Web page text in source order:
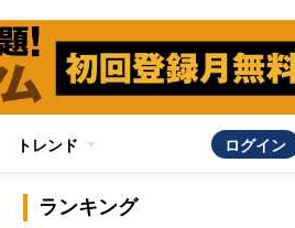
トレンド ログイン
ランキング